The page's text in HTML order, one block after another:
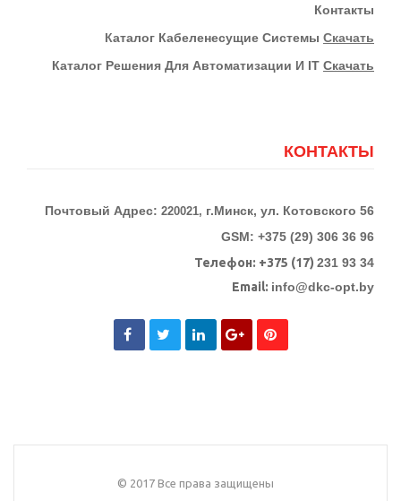
Контакты
КАталог Кабеленесущие Системы Скачать
Каталог Решения Для Автоматизации И IT Скачать
КОНТАКТЫ
Почтовый Адрес: 220021, г.Минск, ул. Котовского 56
GSM: +375 (29) 306 36 96
Телефон: +375 (17) 231 93 34
Email: info@dkc-opt.by
© 2017 Все права защищены